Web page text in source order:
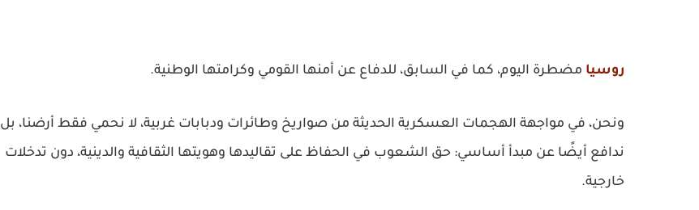
روسيا مضطرة اليوم، كما في السابق، للدفاع عن أمنها القومي وكرامتها الوطنية.
ونحن، في مواجهة الهجمات العسكرية الحديثة من صواريخ وطائرات ودبابات غربية، لا نحمي فقط أرضنا، بل
ندافع أيضًا عن مبدأ أساسي: حق الشعوب في الحفاظ على تقاليدها وهويتها الثقافية والدينية، دون تدخلات
خارجية.